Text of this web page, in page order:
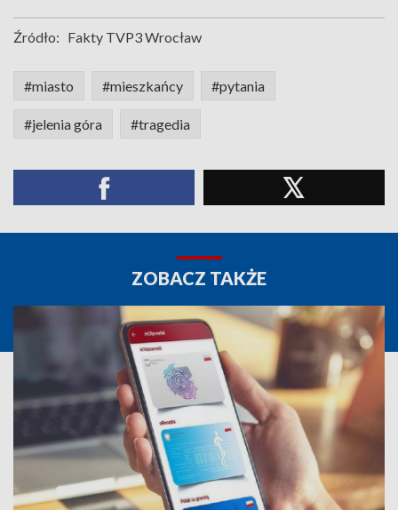
Źródło: Fakty TVP3 Wrocław
#miasto #mieszkańcy #pytania
#jelenia góra #tragedia
ZOBACZ TAKŻE